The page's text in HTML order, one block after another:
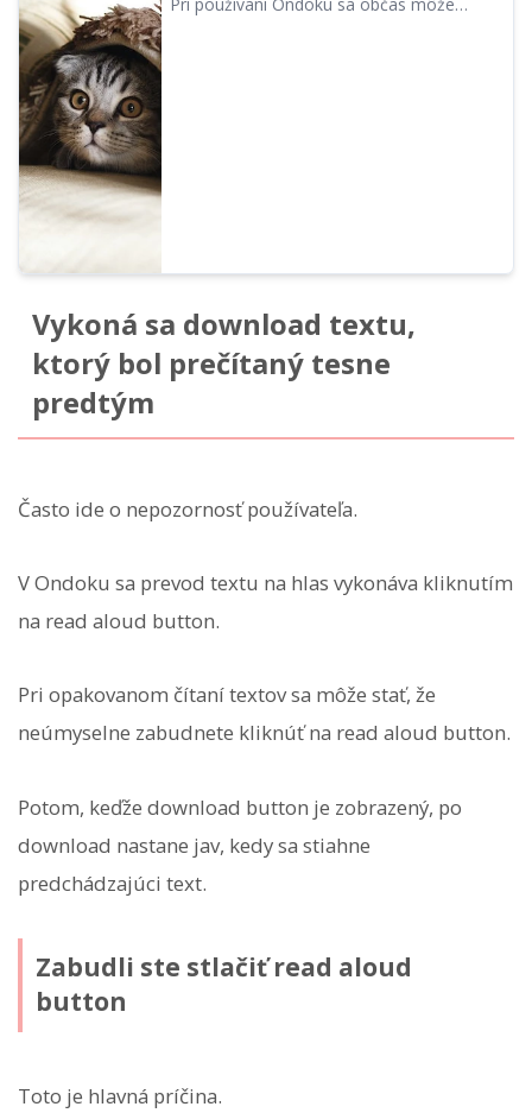
Pri používaní Ondoku sa občas môže
Vykoná sa download textu,
ktorý bol prečítaný tesne
predtým
Často ide o nepozornosť používateľa.
V Ondoku sa prevod textu na hlas vykonáva kliknutím
na read aloud button.
Pri opakovanom čítaní textov sa môže stať, že
neúmyselne zabudnete kliknúť na read aloud button.
Potom, keďže download button je zobrazený, po
download nastane jav, kedy sa stiahne
predchádzajúci text.
Zabudli ste stlačiť read aloud
button
Toto je hlavná príčina.